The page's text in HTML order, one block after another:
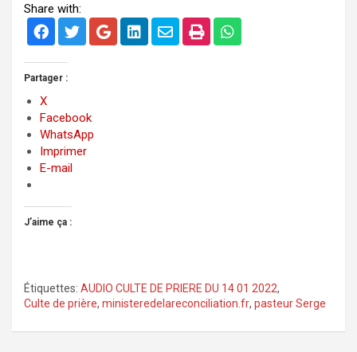
Share with:
Partager :
X
Facebook
WhatsApp
Imprimer
E-mail
J’aime ça :
Étiquettes: AUDIO CULTE DE PRIERE DU 14 01 2022,
Culte de prière, ministeredelareconciliation.fr, pasteur Serge